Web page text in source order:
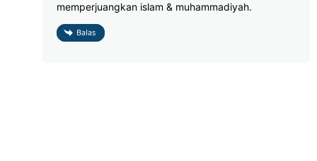
memperjuangkan islam & muhammadiyah.
Balas